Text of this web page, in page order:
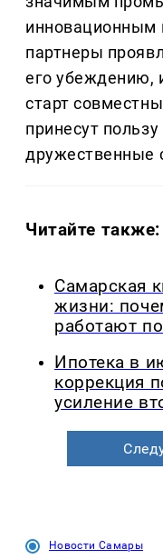
инновационным
партнеры
его убеждению,
старт
принесут
дружественные
Читайте также:
Самарская
жизни:
работают
Ипотека в
коррекция
усиление
Новости Самары